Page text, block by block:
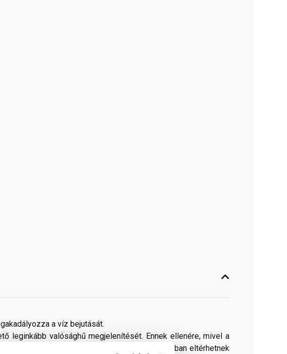
a víz bejutását.
leginkább valósághű megjelenítését. Ennek ellenére, mivel a
a képeken látható színek árnyalataikban eltérhetnek